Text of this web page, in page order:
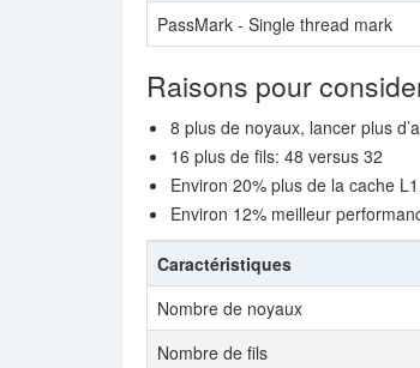
PassMark - Single thread mark
Raisons pour
8 plus de noyaux, lancer plus
16 plus de fils: 48 versus 32
Environ 20% plus de la cache
Environ 12% meilleur
Caractéristiques
Nombre de noyaux
Nombre de fils